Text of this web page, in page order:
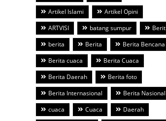
Artikel Islami
Artikel Opini
ARTVISI
batang sumpur
Berit
berita
Berita
Berita Bencana
Berita cuaca
Berita Cuaca
Berita Daerah
Berita foto
Berita Internasional
Berita Nasional
cuaca
Cuaca
Daerah